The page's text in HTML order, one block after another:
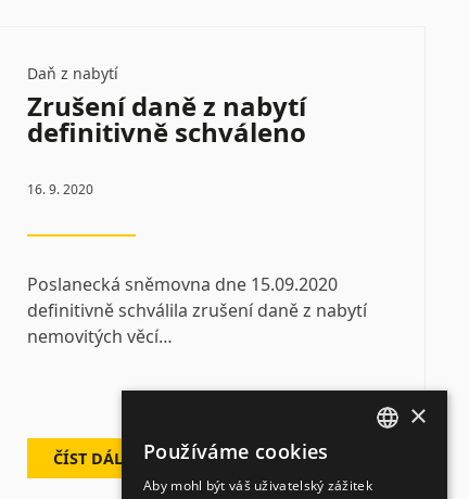
Daň z nabytí
Zrušení daně z nabytí
definitivně schváleno
16. 9. 2020
Poslanecká sněmovna dne 15.09.2020
definitivně schválila zrušení daně z nabytí
nemovitých věcí…
ČÍST DÁLE
×
Používáme cookies
Aby mohl být váš uživatelský zážitek